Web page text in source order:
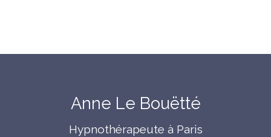
Anne Le Bouëtté
Hypnothérapeute à Paris